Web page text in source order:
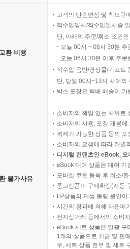
환 비용
고객의 단순변심 및 착오구
직수입양서/직수입일서중
단, 아래의 주문/취소 조건
오늘 00시 ~ 06시 30분
오늘 06시 30분 이후 주
직수입 음반/영상물/기프트
단, 당일 00시~13시 사이의
박스 포장은 택배 배송이
불가사유
소비자의 책임 있는 사유로
소비자의 사용, 포장 개봉
복제가 가능한 상품 등의
소비자의 요청에 따라 개별
디지털 컨텐츠인 eBook,
eBook 대여 상품은 대여 기
모바일 쿠폰 등록 후 취소/
중고상품이 구매확정(자동
LP상품의 재생 불량 원인
시간의 경과에 의해 재판매
전자상거래 등에서의 소비
eBook 세트 상품은 일괄 구
1개의 상품으로 취급 및 판
우, 세트 상품 전부 및 세트